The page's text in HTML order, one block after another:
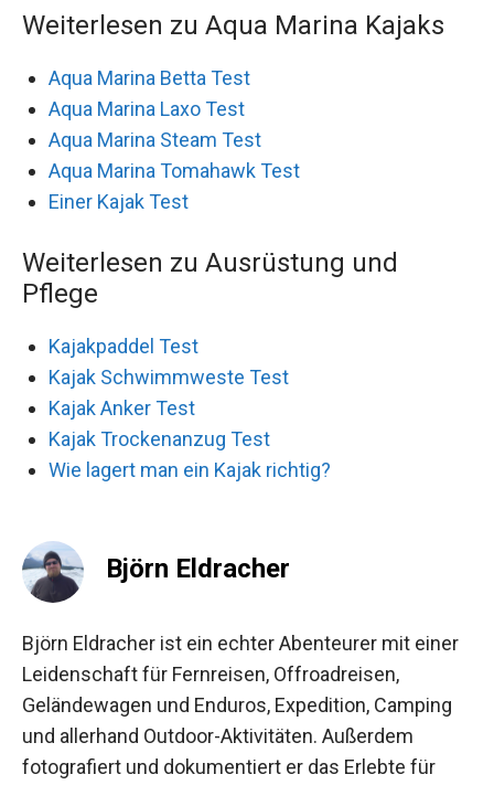
Weiterlesen zu Aqua Marina Kajaks
Aqua Marina Betta Test
Aqua Marina Laxo Test
Aqua Marina Steam Test
Aqua Marina Tomahawk Test
Einer Kajak Test
Weiterlesen zu Ausrüstung und
Pflege
Kajakpaddel Test
Kajak Schwimmweste Test
Kajak Anker Test
Kajak Trockenanzug Test
Wie lagert man ein Kajak richtig?
Björn Eldracher
Björn Eldracher ist ein echter Abenteurer mit einer
Leidenschaft für Fernreisen, Offroadreisen,
Geländewagen und Enduros, Expedition, Camping
und allerhand Outdoor-Aktivitäten. Außerdem
fotografiert und dokumentiert er das Erlebte für